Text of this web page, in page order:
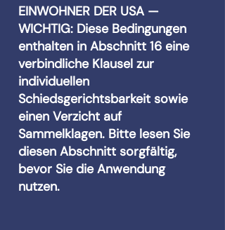
EINWOHNER DER USA —
WICHTIG: Diese Bedingungen
enthalten in Abschnitt 16 eine
verbindliche Klausel zur
individuellen
Schiedsgerichtsbarkeit sowie
einen Verzicht auf
Sammelklagen. Bitte lesen Sie
diesen Abschnitt sorgfältig,
bevor Sie die Anwendung
nutzen.